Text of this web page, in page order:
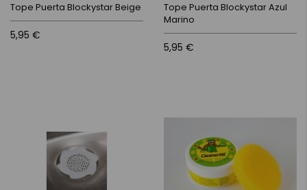
Tope Puerta Blockystar Beige
5,95 €
Tope Puerta Blockystar Azul
Marino
5,95 €